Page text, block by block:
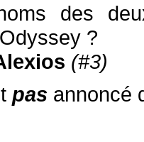
des
?
(#3)
pas annoncé